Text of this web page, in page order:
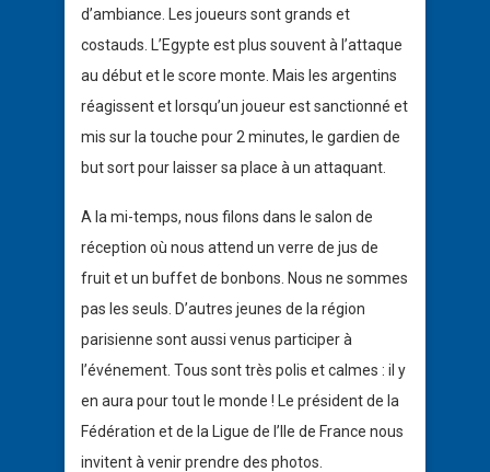
d’ambiance. Les joueurs sont grands et
costauds. L’Egypte est plus souvent à l’attaque
au début et le score monte. Mais les argentins
réagissent et lorsqu’un joueur est sanctionné et
mis sur la touche pour 2 minutes, le gardien de
but sort pour laisser sa place à un attaquant.
A la mi-temps, nous filons dans le salon de
réception où nous attend un verre de jus de
fruit et un buffet de bonbons. Nous ne sommes
pas les seuls. D’autres jeunes de la région
parisienne sont aussi venus participer à
l’événement. Tous sont très polis et calmes : il y
en aura pour tout le monde ! Le président de la
Fédération et de la Ligue de l’Ile de France nous
invitent à venir prendre des photos.